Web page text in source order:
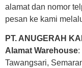
alamat dan nomor
pesan ke kami
PT. ANUGERAH
Alamat Warehouse:
Tawangsari,